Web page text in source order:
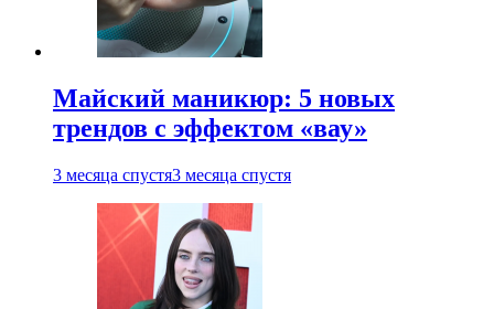
Майский маникюр: 5 новых
трендов с эффектом «вау»
3 месяца спустя3 месяца спустя